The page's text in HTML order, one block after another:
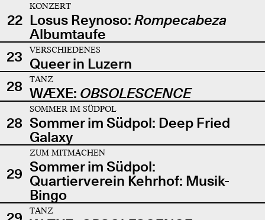
22
KONZERT
Losus Reynoso: Rompecabeza
Albumtaufe
23
VERSCHIEDENES
Queer in Luzern
28
TANZ
WÆXE: OBSOLESCENCE
28
SOMMER IM SÜDPOL
Sommer im Südpol: Deep Fried
Galaxy
29
ZUM MITMACHEN
Sommer im Südpol:
Quartierverein Kehrhof: Musik-
Bingo
TANZ